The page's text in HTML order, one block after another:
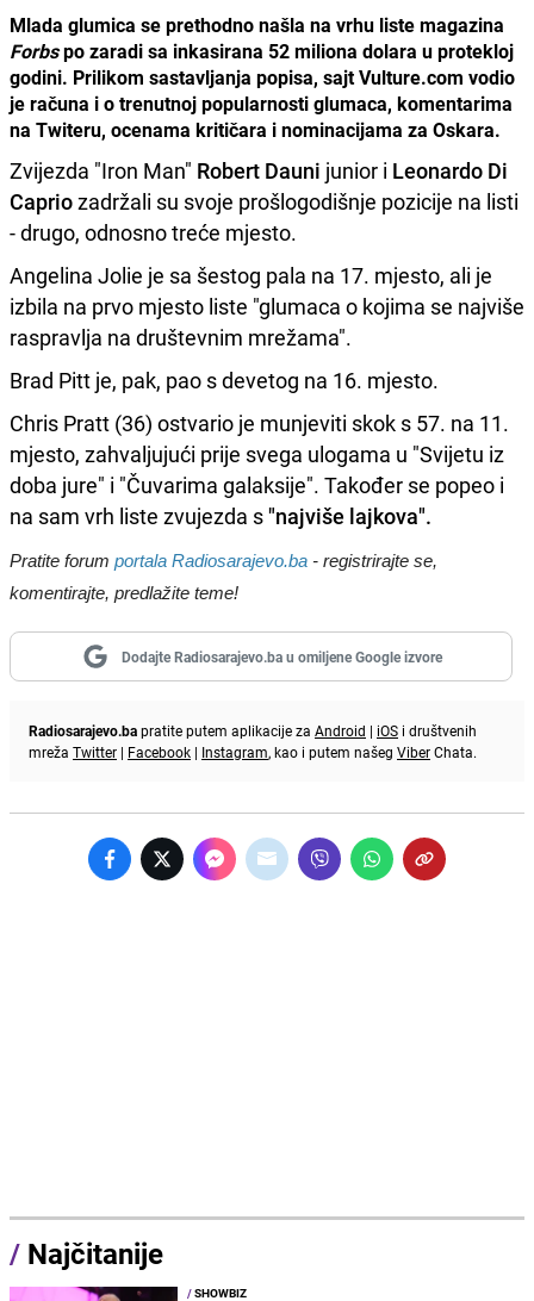
Mlada glumica se prethodno našla na vrhu liste magazina
Forbspo zaradi sa inkasirana 52 miliona dolara u protekloj
godini. Prilikom sastavljanja popisa, sajt Vulture.com vodio
je računa i o trenutnoj popularnosti glumaca, komentarima
na Twiteru, ocenama kritičara i nominacijama za Oskara.
Zvijezda "Iron Man" Robert Dauni junior i Leonardo Di
Capriozadržali su svoje prošlogodišnje pozicije na listi
- drugo, odnosno treće mjesto.
Angelina Jolie je sa šestog pala na 17. mjesto, ali je
izbila na prvo mjesto liste "glumaca o kojima se najviše
raspravlja na društevnim mrežama".
Brad Pitt je, pak, pao s devetog na 16. mjesto.
Chris Pratt (36) ostvario je munjeviti skok s 57. na 11.
mjesto, zahvaljujući prije svega ulogama u "Svijetu iz
doba jure" i "Čuvarima galaksije". Također se popeo i
na sam vrh liste zvujezda s"najviše lajkova".
Pratite forum portala Radiosarajevo.ba - registrirajte se,
komentirajte, predlažite teme!
Dodajte Radiosarajevo.ba u omiljene Google izvore
Radiosarajevo.bapratite putem aplikacije za Android | iOS i društvenih
mreža Twitter | Facebook | Instagram, kao i putem našeg ViberChata.
/ Najčitanije
/SHOWBIZ